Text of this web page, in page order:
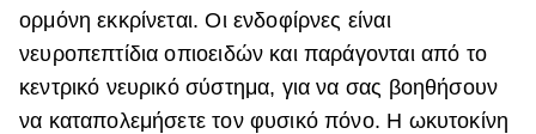
ορμόνη εκκρίνεται. Οι ενδοφίρνες είναι
νευροπεπτίδια οπιοειδών και παράγονται από το
κεντρικό νευρικό σύστημα, για να σας βοηθήσουν
να καταπολεμήσετε τον φυσικό πόνο. Η ωκυτοκίνη